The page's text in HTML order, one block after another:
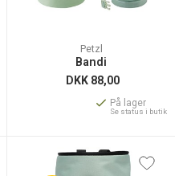
Petzl
Bandi
DKK 88,00
På lager
Se status i butik